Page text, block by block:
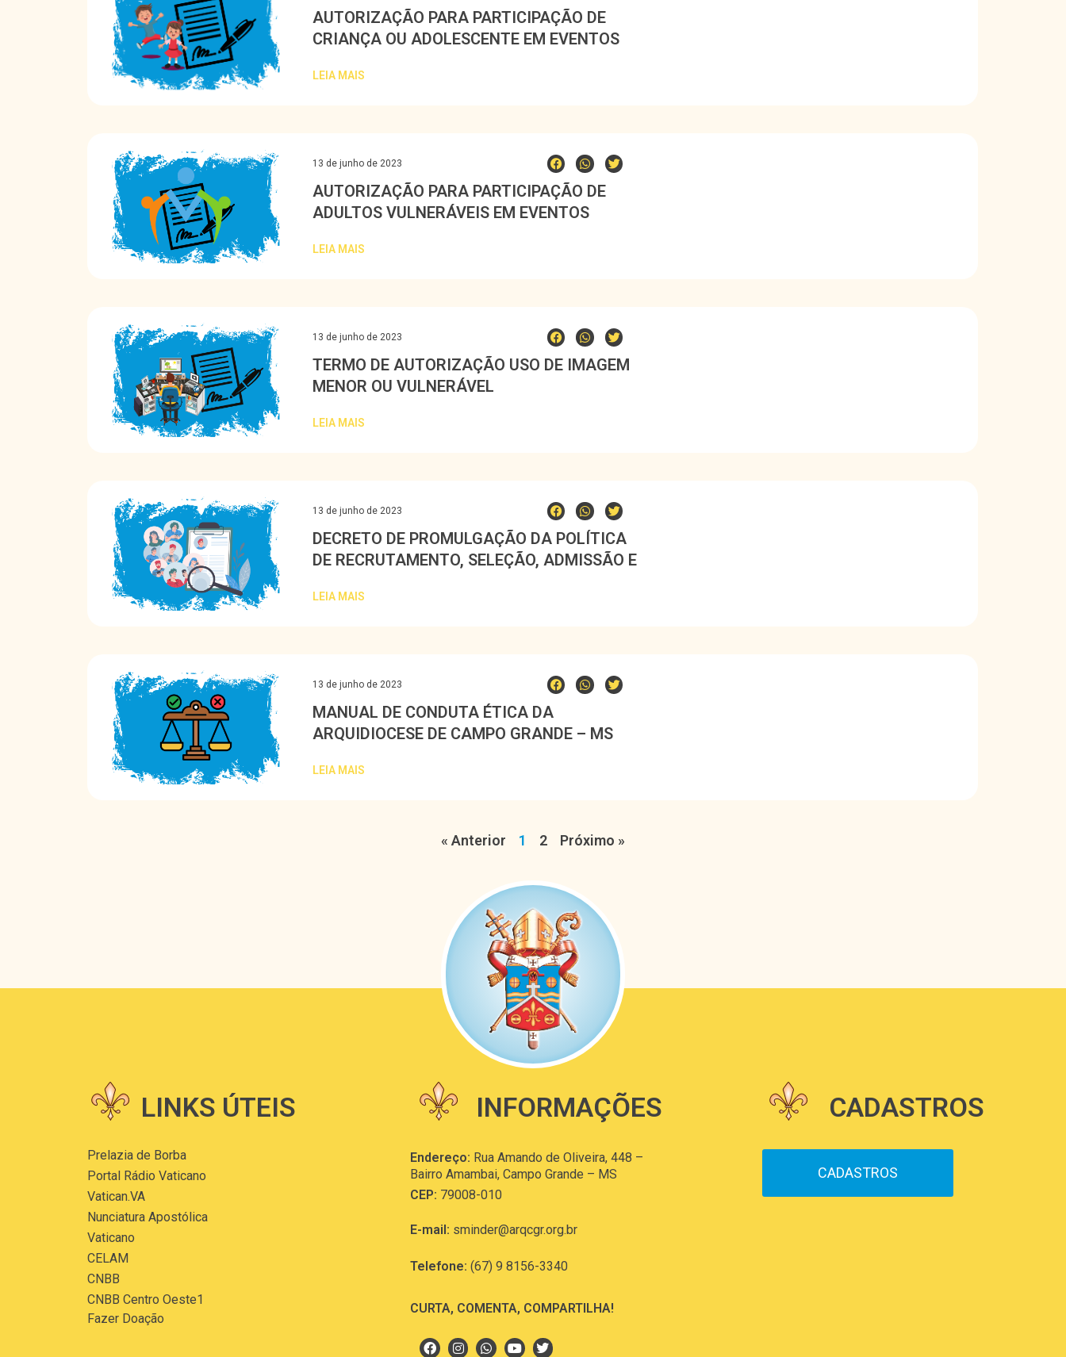
AUTORIZAÇÃO PARA PARTICIPAÇÃO DE
CRIANÇA OU ADOLESCENTE EM EVENTOS
LEIA MAIS
13 de junho de 2023
AUTORIZAÇÃO PARA PARTICIPAÇÃO DE
ADULTOS VULNERÁVEIS EM EVENTOS
LEIA MAIS
13 de junho de 2023
TERMO DE AUTORIZAÇÃO USO DE IMAGEM
MENOR OU VULNERÁVEL
LEIA MAIS
13 de junho de 2023
DECRETO DE PROMULGAÇÃO DA POLÍTICA
DE RECRUTAMENTO, SELEÇÃO, ADMISSÃO E
LEIA MAIS
13 de junho de 2023
MANUAL DE CONDUTA ÉTICA DA
ARQUIDIOCESE DE CAMPO GRANDE – MS
LEIA MAIS
« Anterior 1 2 Próximo »
LINKS ÚTEIS INFORMAÇÕES CADASTROS
Prelazia de Borba
Portal Rádio Vaticano
Vatican.VA
Nunciatura Apostólica
Vaticano
CELAM
CNBB
CNBB Centro Oeste1
Fazer Doação
Endereço: Rua Amando de Oliveira, 448 –
Bairro Amambai, Campo Grande – MS
CEP: 79008-010
E-mail: sminder@arqcgr.org.br
Telefone: (67) 9 8156-3340
CURTA, COMENTA, COMPARTILHA!
CADASTROS